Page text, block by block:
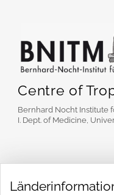
Centre of
Bernhard Nocht Institute
I. Dept. of Medicine,